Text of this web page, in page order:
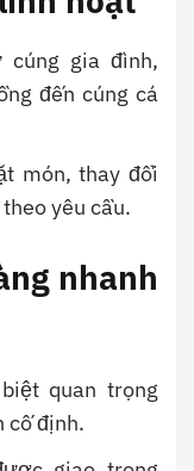
cúng gia đình,
đến cúng cá
món, thay đổi
yêu cầu.
nhanh
quan trọng
cố định.